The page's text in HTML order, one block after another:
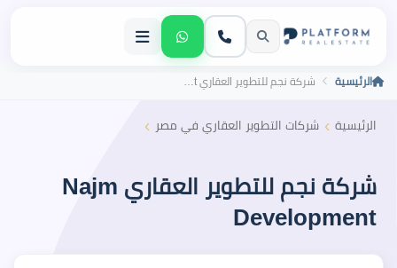
الرئيسية شركة نجم للتطوير العقاري Najm Development
الرئيسية › شركات التطوير العقاري في مصر ›
شركة نجم للتطوير العقاري Najm
Development